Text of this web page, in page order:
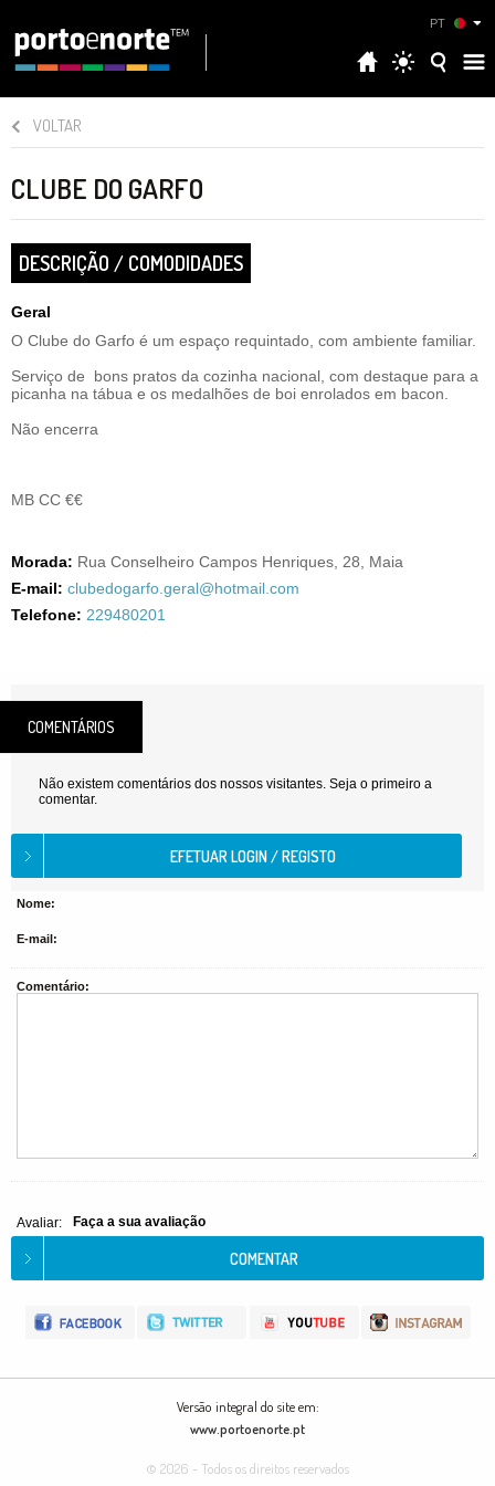
PT
VOLTAR
CLUBE DO GARFO
DESCRIÇÃO / COMODIDADES
Geral
O Clube do Garfo é um espaço requintado, com ambiente familiar.
Serviço de bons pratos da cozinha nacional, com destaque para a
picanha na tábua e os medalhões de boi enrolados em bacon.
Não encerra
MB CC €€
Morada: Rua Conselheiro Campos Henriques, 28, Maia
E-mail: clubedogarfo.geral@hotmail.com
Telefone: 229480201
COMENTÁRIOS
Não existem comentários dos nossos visitantes. Seja o primeiro a
comentar.
Nome:
E-mail:
Comentário:
Avaliar: Faça a sua avaliação
Versão integral do site em:
www.portoenorte.pt
© 2026 - Todos os direitos reservados